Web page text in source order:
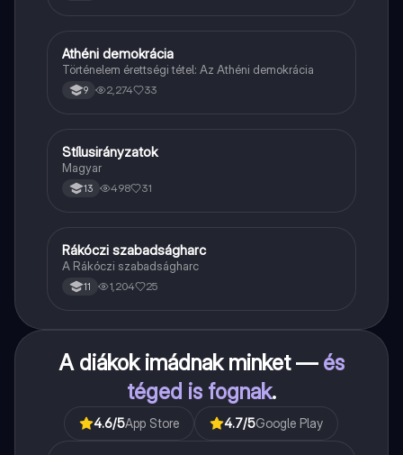
Töri
Athéni demokrácia
Történelem érettségi tétel: Az Athéni demokrácia
9 2,274 33
Magyar
Stílusirányzatok
Magyar
13 498 31
Töri
Rákóczi szabadságharc
A Rákóczi szabadságharc
11 1,204 25
A diákok imádnak minket — és
téged is fognak.
4.6/5App Store 4.7/5Google Play